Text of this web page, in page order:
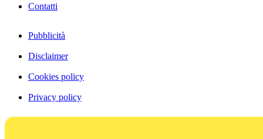
Contatti
Pubblicità
Disclaimer
Cookies policy
Privacy policy